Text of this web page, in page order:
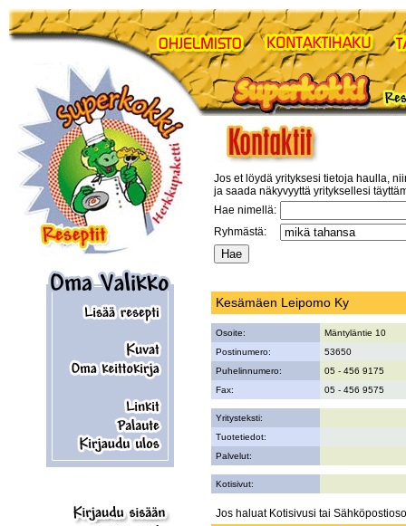
Jos et löydä yrityksesi tietoja haulla,
ja saada näkyvyyttä yrityksellesi
Hae nimellä:
Ryhmästä:
Kesämäen Leipomo Ky
Osoite:
Mäntyläntie 10
Postinumero:
53650
Puhelinnumero:
05 - 456 9175
Fax:
05 - 456 9575
Yritysteksti:
Tuotetiedot:
Palvelut:
Kotisivut:
Jos haluat Kotisivusi tai